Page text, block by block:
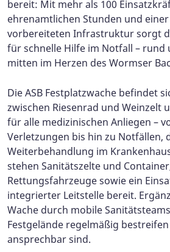
bereit: Mit mehr als 100
ehrenamtlichen Stunden und
vorbereiteten Infrastruktur sorgt
für schnelle Hilfe im Notfall – rund
mitten im Herzen des Wormser
Die ASB Festplatzwache befindet
zwischen Riesenrad und Weinzelt
für alle medizinischen Anliegen –
Verletzungen bis hin zu Notfällen,
Weiterbehandlung im
stehen Sanitätszelte und
Rettungsfahrzeuge sowie ein
integrierter Leitstelle bereit.
Wache durch mobile
Festgelände regelmäßig
ansprechbar sind.